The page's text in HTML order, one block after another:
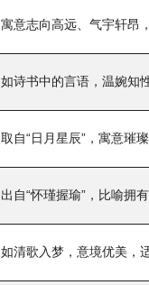
寓意志向高远、气宇轩昂
如诗书中的言语，温婉知
取自“日月星辰”，寓意璀
出自“怀瑾握瑜”，比喻拥
如清歌入梦，意境优美，